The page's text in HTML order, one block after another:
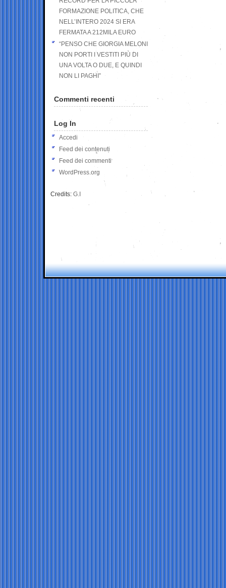
FORMAZIONE POLITICA, CHE
NELL’INTERO 2024 SI ERA
FERMATA A 212MILA EURO
“PENSO CHE GIORGIA MELONI
NON PORTI I VESTITI PIÙ DI
UNA VOLTA O DUE, E QUINDI
NON LI PAGHI”
Commenti recenti
Log In
Accedi
Feed dei contenuti
Feed dei commenti
WordPress.org
Credits: G.I